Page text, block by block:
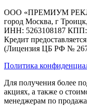
ООО «ПРЕМИУМ
город Москва, г
ИНН: 5263108187 КПП:
Кредит
(Лицензия ЦБ РФ №
Политика
Для получения более
акциях, а также о
менеджерам по